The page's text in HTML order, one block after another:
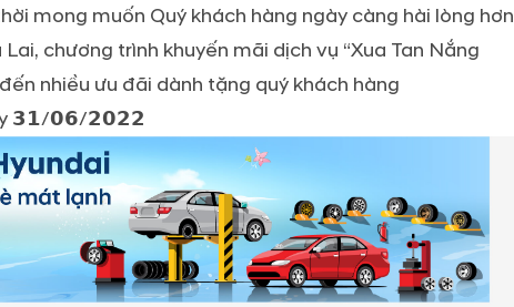
mong muốn Quý khách hàng ngày càng hài lòng hơn
chương trình khuyến mãi dịch vụ “Xua Tan Nắng
nhiều ưu đãi dành tặng quý khách hàng
𝟯𝟭/𝟬𝟲/𝟮𝟬𝟮𝟮